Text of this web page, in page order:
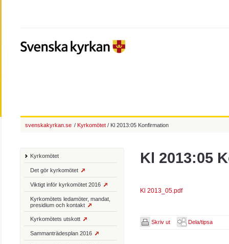
Kl 2013:05
Kl 2013_05.pdf
Skriv ut Dela/tipsa
Kyrkomötet
Det gör kyrkomötet
Viktigt inför kyrkomötet 2016
Kyrkomötets ledamöter, mandat,
presidium och kontakt
Kyrkomötets utskott
Sammanträdesplan 2016
svenskakyrkan.se / Kyrkomötet / Kl 2013:05 Konfirmation